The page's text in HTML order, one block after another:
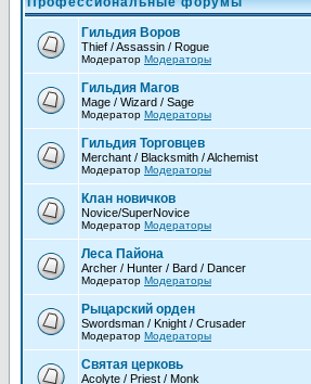
Гильдия Воров
Thief / Assassin / Rogue
Модератор Модераторы
Гильдия Магов
Mage / Wizard / Sage
Модератор Модераторы
Гильдия Торговцев
Merchant / Blacksmith / Alchemist
Модератор Модераторы
Клан новичков
Novice/SuperNovice
Модератор Модераторы
Леса Пайона
Archer / Hunter / Bard / Dancer
Модератор Модераторы
Рыцарский орден
Swordsman / Knight / Crusader
Модератор Модераторы
Святая церковь
Acolyte / Priest / Monk